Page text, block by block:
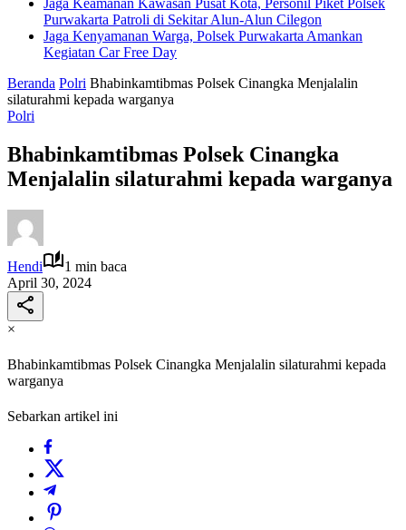
Jaga Keamanan Kawasan Pusat Kota, Personil Piket Polsek
Purwakarta Patroli di Sekitar Alun-Alun Cilegon
Jaga Kenyamanan Warga, Polsek Purwakarta Amankan
Kegiatan Car Free Day
Beranda Polri Bhabinkamtibmas Polsek Cinangka Menjalalin
silaturahmi kepada warganya
Polri
Bhabinkamtibmas Polsek Cinangka
Menjalalin silaturahmi kepada warganya
Hendi
1 min baca
April 30, 2024
×
Bhabinkamtibmas Polsek Cinangka Menjalalin silaturahmi kepada
warganya
Sebarkan artikel ini